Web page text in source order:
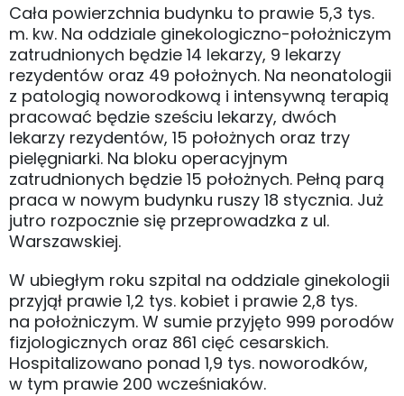
Cała powierzchnia budynku to prawie 5,3 tys.
m. kw. Na oddziale ginekologiczno-położniczym
zatrudnionych będzie 14 lekarzy, 9 lekarzy
rezydentów oraz 49 położnych. Na neonatologii
z patologią noworodkową i intensywną terapią
pracować będzie sześciu lekarzy, dwóch
lekarzy rezydentów, 15 położnych oraz trzy
pielęgniarki. Na bloku operacyjnym
zatrudnionych będzie 15 położnych. Pełną parą
praca w nowym budynku ruszy 18 stycznia. Już
jutro rozpocznie się przeprowadzka z ul.
Warszawskiej.
W ubiegłym roku szpital na oddziale ginekologii
przyjął prawie 1,2 tys. kobiet i prawie 2,8 tys.
na położniczym. W sumie przyjęto 999 porodów
fizjologicznych oraz 861 cięć cesarskich.
Hospitalizowano ponad 1,9 tys. noworodków,
w tym prawie 200 wcześniaków.